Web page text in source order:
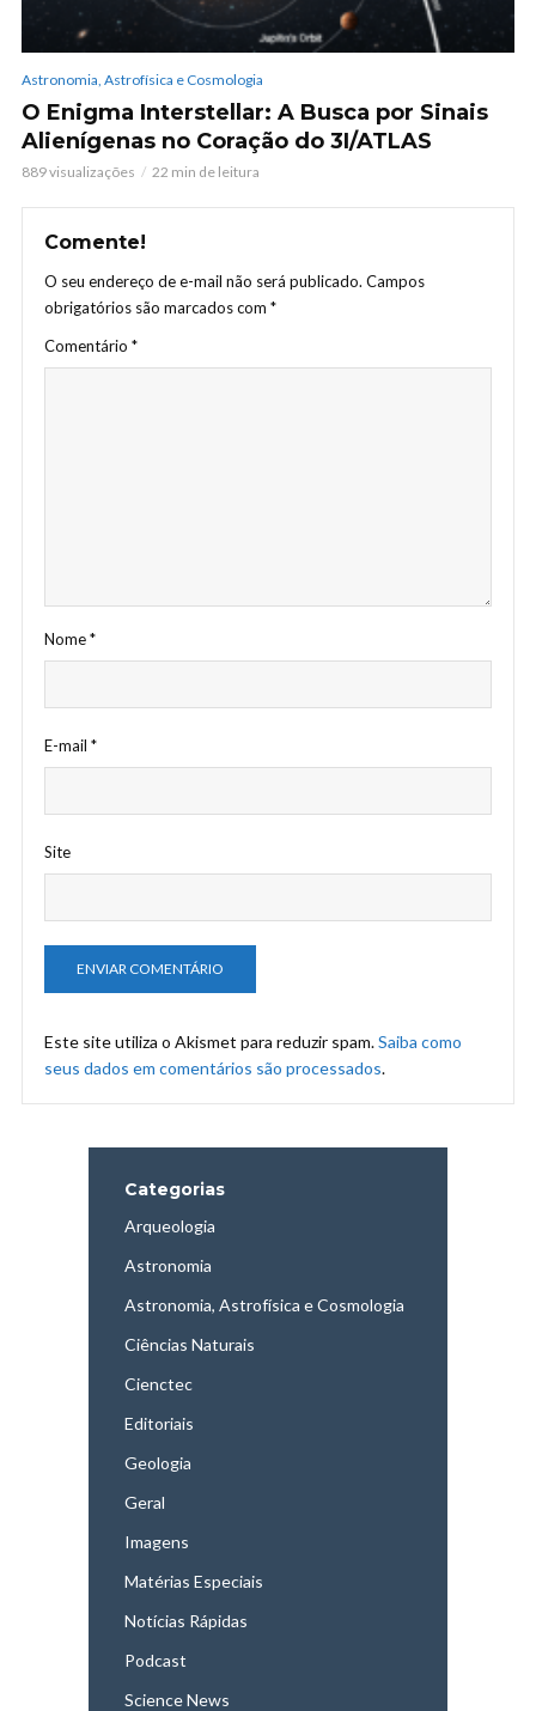
Astronomia, Astrofísica e Cosmologia
O Enigma Interstellar: A Busca por Sinais
Alienígenas no Coração do 3I/ATLAS
889 visualizações 22 min de leitura
Comente!
O seu endereço de e-mail não será publicado. Campos
obrigatórios são marcados com *
Comentário *
Nome*
E-mail *
Site
Este site utiliza o Akismet para reduzir spam.Saiba como
seus dados em comentários são processados.
Categorias
Arqueologia
Astronomia
Astronomia, Astrofísica e Cosmologia
Ciências Naturais
Cienctec
Editoriais
Geologia
Geral
Imagens
Matérias Especiais
Notícias Rápidas
Podcast
Science News